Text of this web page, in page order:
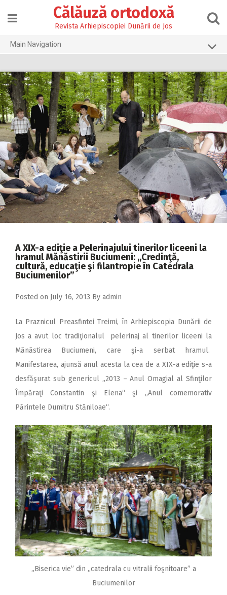
content
Călăuză ortodoxă
Revista Arhiepiscopiei Dunării de Jos
Main Navigation
2026
2025
2024
2023
2022
2021
2020
2019
2017
2016
2013
2011
2010
A XIX-a ediţie a Pelerinajului tinerilor liceeni la
hramul Mănăstirii Buciumeni: ,,Credinţă,
cultură, educaţie şi filantropie în Catedrala
Buciumenilor”
Posted on July 16, 2013 By admin
La Praznicul Preasfintei Treimi, în Arhiepiscopia Dunării de
Jos a avut loc tradiţionalul pelerinaj al tinerilor liceeni la
Mănăstirea Buciumeni, care şi-a serbat hramul.
Manifestarea, ajunsă anul acesta la cea de a XIX-a ediţie s-a
desfăşurat sub genericul „2013 – Anul Omagial al Sfinţilor
Împăraţi Constantin şi Elena“ şi „Anul comemorativ
Părintele Dumitru Stăniloae“.
,,Biserica vie” din ,,catedrala cu vitralii foşnitoare” a
Buciumenilor